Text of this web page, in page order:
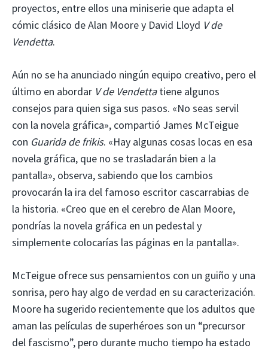
proyectos, entre ellos una miniserie que adapta el
cómic clásico de Alan Moore y David Lloyd V de
Vendetta.
Aún no se ha anunciado ningún equipo creativo, pero el
último en abordar V de Vendettatiene algunos
consejos para quien siga sus pasos. «No seas servil
con la novela gráfica», compartió James McTeigue
con Guarida de frikis. «Hay algunas cosas locas en esa
novela gráfica, que no se trasladarán bien a la
pantalla», observa, sabiendo que los cambios
provocarán la ira del famoso escritor cascarrabias de
la historia. «Creo que en el cerebro de Alan Moore,
pondrías la novela gráfica en un pedestal y
simplemente colocarías las páginas en la pantalla».
McTeigue ofrece sus pensamientos con un guiño y una
sonrisa, pero hay algo de verdad en su caracterización.
Moore ha sugerido recientemente que los adultos que
aman las películas de superhéroes son un “precursor
del fascismo”, pero durante mucho tiempo ha estado